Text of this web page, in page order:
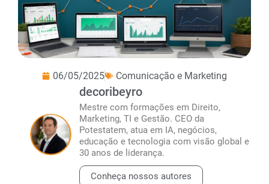
06/05/2025 Comunicação e Marketing
decoribeyro
Mestre com formações em Direito,
Marketing, TI e Gestão. CEO da
Potestatem, atua em IA, negócios,
educação e tecnologia com visão global e
30 anos de liderança.
Conheça nossos autores